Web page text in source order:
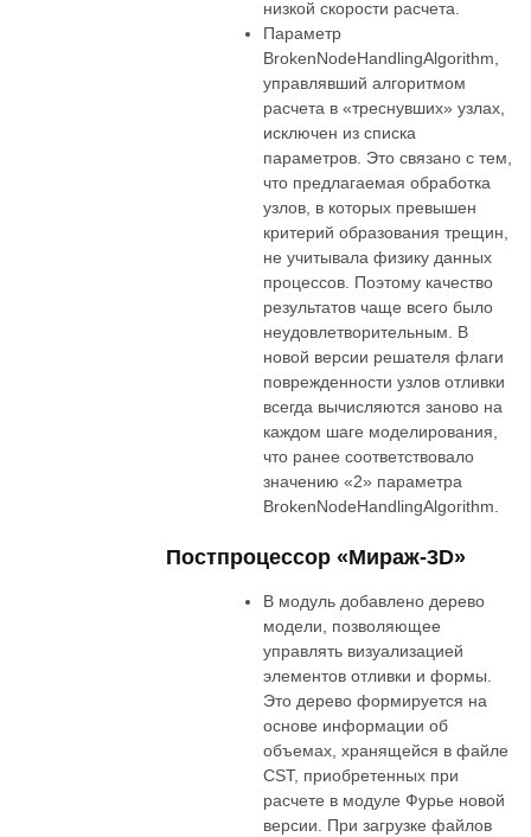
низкой скорости расчета.
Параметр
BrokenNodeHandlingAlgorithm,
управлявший алгоритмом
расчета в «треснувших» узлах,
исключен из списка
параметров. Это связано с тем,
что предлагаемая обработка
узлов, в которых превышен
критерий образования трещин,
не учитывала физику данных
процессов. Поэтому качество
результатов чаще всего было
неудовлетворительным. В
новой версии решателя флаги
поврежденности узлов отливки
всегда вычисляются заново на
каждом шаге моделирования,
что ранее соответствовало
значению «2» параметра
BrokenNodeHandlingAlgorithm.
Постпроцессор «Мираж-3D»
В модуль добавлено дерево
модели, позволяющее
управлять визуализацией
элементов отливки и формы.
Это дерево формируется на
основе информации об
объемах, хранящейся в файле
CST, приобретенных при
расчете в модуле Фурье новой
версии. При загрузке файлов